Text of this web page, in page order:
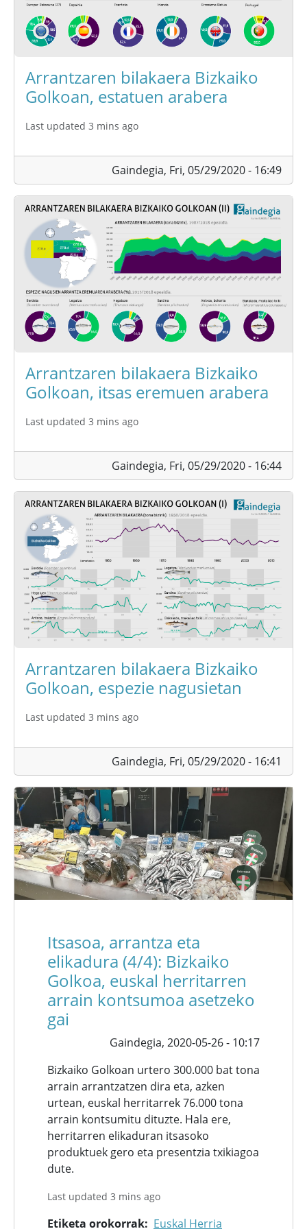
Arrantzaren bilakaera Bizkaiko
Golkoan, estatuen arabera
Last updated 3 mins ago
Gaindegia, Fri, 05/29/2020 - 16:49
Arrantzaren bilakaera Bizkaiko
Golkoan, itsas eremuen arabera
Last updated 3 mins ago
Gaindegia, Fri, 05/29/2020 - 16:44
Arrantzaren bilakaera Bizkaiko
Golkoan, espezie nagusietan
Last updated 3 mins ago
Gaindegia, Fri, 05/29/2020 - 16:41
Itsasoa, arrantza eta
elikadura (4/4): Bizkaiko
Golkoa, euskal herritarren
arrain kontsumoa asetzeko
gai
Gaindegia, 2020-05-26 - 10:17
Bizkaiko Golkoan urtero 300.000 bat tona
arrain arrantzatzen dira eta, azken
urtean, euskal herritarrek 76.000 tona
arrain kontsumitu dituzte. Hala ere,
herritarren elikaduran itsasoko
produktuek gero eta presentzia txikiagoa
dute.
Last updated 3 mins ago
Etiketa orokorrak
Euskal Herria